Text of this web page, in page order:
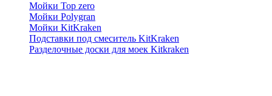
Мойки Top zero
Мойки Polygran
Мойки KitKraken
Подставки под смеситель KitKraken
Разделочные доски для моек Kitkraken